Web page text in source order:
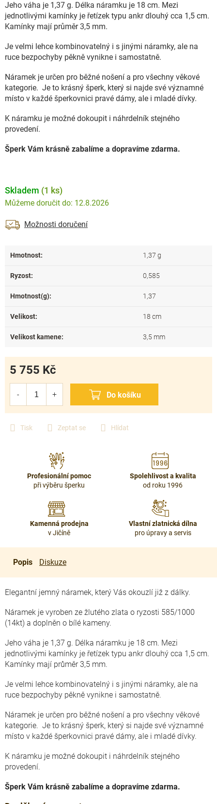
Jeho váha je 1,37 g. Délka náramku je 18 cm. Mezi
jednotlivými kamínky je řetízek typu ankr dlouhý cca 1,5 cm.
Kamínky mají průměr 3,5 mm.
Je velmi lehce kombinovatelný i s jinými náramky, ale na
ruce bezpochyby pěkně vynikne i samostatně.
Náramek je určen pro běžné nošení a pro všechny věkové
kategorie. Je to krásný šperk, který si najde své významné
místo v každé šperkovnici pravé dámy, ale i mladé dívky.
K náramku je možné dokoupit i náhrdelník stejného
provedení.
Šperk Vám krásně zabalíme a dopravíme zdarma.
Tisk Zeptat se Hlídat
Skladem (1 ks)
12.8.2026
Možnosti doručení
5 755 Kč
Hmotnost: 1,37 g
Ryzost: 0,585
Hmotnost(g): 1,37
Velikost: 18 cm
Velikost kamene: 3,5 mm
Profesionální pomoc
při výběru šperku
Spolehlivost a kvalita
od roku 1996
Kamenná prodejna
v Jičíně
Vlastní zlatnická dílna
pro úpravy a servis
Popis Diskuze
Elegantní jemný náramek, který Vás okouzlí již z dálky.
Náramek je vyroben ze žlutého zlata o ryzosti 585/1000
(14kt) a doplněn o bílé kameny.
Jeho váha je 1,37 g. Délka náramku je 18 cm. Mezi
jednotlivými kamínky je řetízek typu ankr dlouhý cca 1,5 cm.
Kamínky mají průměr 3,5 mm.
Je velmi lehce kombinovatelný i s jinými náramky, ale na
ruce bezpochyby pěkně vynikne i samostatně.
Náramek je určen pro běžné nošení a pro všechny věkové
kategorie. Je to krásný šperk, který si najde své významné
místo v každé šperkovnici pravé dámy, ale i mladé dívky.
K náramku je možné dokoupit i náhrdelník stejného
provedení.
Šperk Vám krásně zabalíme a dopravíme zdarma.